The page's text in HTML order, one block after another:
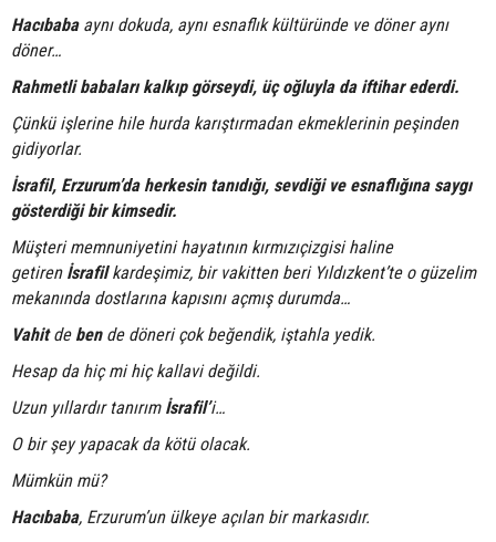
Hacıbaba aynı dokuda, aynı esnaflık kültüründe ve döner aynı
döner…
Rahmetli babaları kalkıp görseydi, üç oğluyla da iftihar ederdi.
Çünkü işlerine hile hurda karıştırmadan ekmeklerinin peşinden
gidiyorlar.
İsrafil, Erzurum’da herkesin tanıdığı, sevdiği ve esnaflığına saygı
gösterdiği bir kimsedir.
Müşteri memnuniyetini hayatının kırmızıçizgisi haline
getiren İsrafilkardeşimiz, bir vakitten beri Yıldızkent’te o güzelim
mekanında dostlarına kapısını açmış durumda…
Vahitde bende döneri çok beğendik, iştahla yedik.
Hesap da hiç mi hiç kallavi değildi.
Uzun yıllardır tanırım İsrafil’i…
O bir şey yapacak da kötü olacak.
Mümkün mü?
Hacıbaba, Erzurum’un ülkeye açılan bir markasıdır.